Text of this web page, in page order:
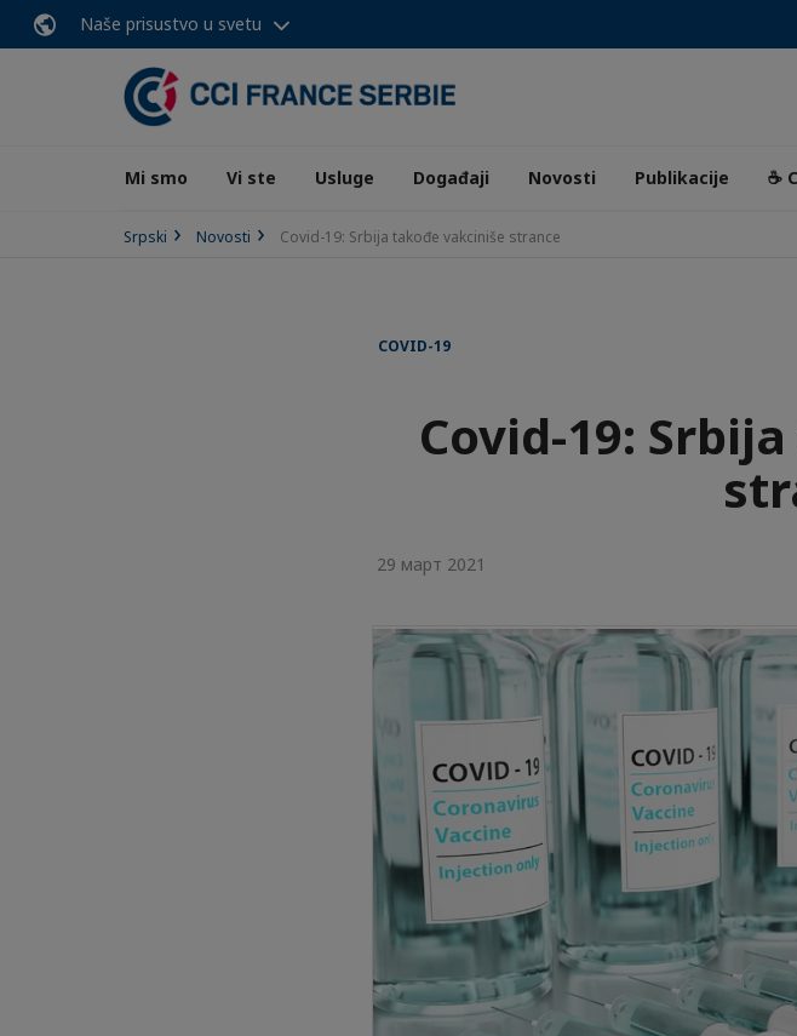
Naše prisustvo u svetu
Mi smo Vi ste Usluge Događaji Novosti Publikacije ☕
Srpski Novosti Covid-19: Srbija takođe vakciniše strance
COVID-19
Covid-19:
29 март 2021